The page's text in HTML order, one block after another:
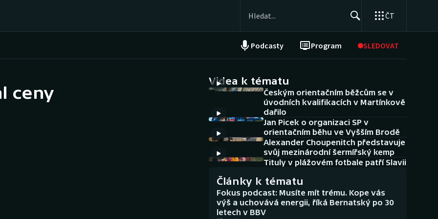
ČT
Podcasty Program SLEDOVAT
Jezdectví
NEPŘEHLÉDNĚTE
Historické návraty
Aplikace ČT sport
AZ kvíz
ceny
Videa k tématu
Českým orientačním běžcům se v
úvodních kvalifikacích v Martínkově
dařilo
Jan Picek o organizaci SP v
orientačním běhu ve Vyšším Brodě
Alexander Choupenitch představuje
svůj mezinárodní šermířský kemp
Tituly v plážovém fotbale patří Slavii
Články k tématu
Fokus podcast: Musíte mít trému. Kope vás
výš a uchovává energii, říká Bernatský po 30
letech v BBV